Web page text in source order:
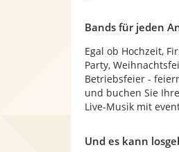
Bands für jeden
Egal ob Hochzeit,
Party,
Betriebsfeier -
und buchen Sie
Live-Musik mit
Und es kann